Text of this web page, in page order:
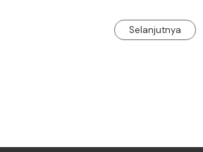
Selanjutnya